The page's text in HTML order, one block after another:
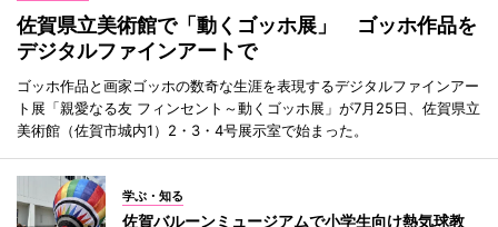
佐賀県立美術館で「動くゴッホ展」 ゴッホ作品を
デジタルファインアートで
ゴッホ作品と画家ゴッホの数奇な生涯を表現するデジタルファインアー
ト展「親愛なる友 フィンセント～動くゴッホ展」が7月25日、佐賀県立
美術館（佐賀市城内1）2・3・4号展示室で始まった。
学ぶ・知る
佐賀バルーンミュージアムで小学生向け熱気球教